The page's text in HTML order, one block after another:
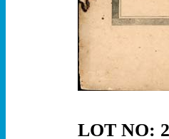
LOT NO: